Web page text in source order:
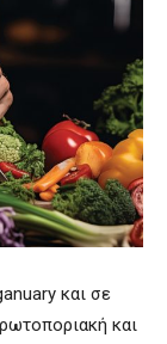
και σε
και